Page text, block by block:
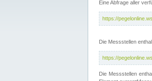
Eine Abfrage aller
https://
Die Messstellen
https://
Die Messstellen